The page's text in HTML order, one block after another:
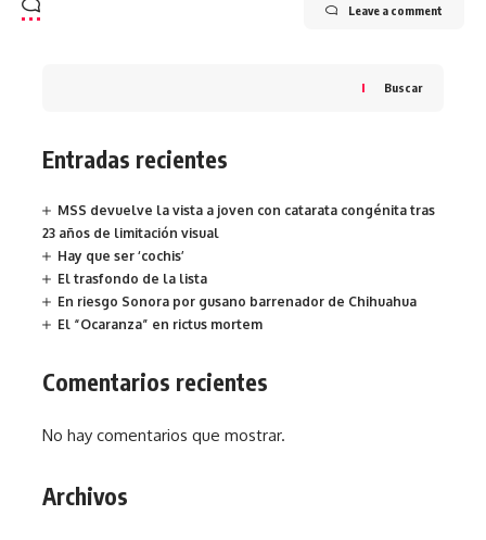
Leave a comment
Buscar
Entradas recientes
MSS devuelve la vista a joven con catarata congénita tras
23 años de limitación visual
Hay que ser ‘cochis’
El trasfondo de la lista
En riesgo Sonora por gusano barrenador de Chihuahua
El “Ocaranza” en rictus mortem
Comentarios recientes
No hay comentarios que mostrar.
Archivos